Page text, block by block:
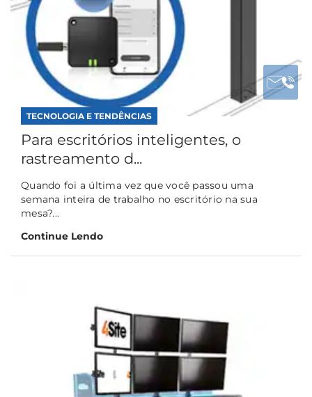
TECNOLOGIA E TENDÊNCIAS
Para escritórios inteligentes, o
rastreamento d...
Quando foi a última vez que você passou uma
semana inteira de trabalho no escritório na sua
mesa?...
Continue Lendo